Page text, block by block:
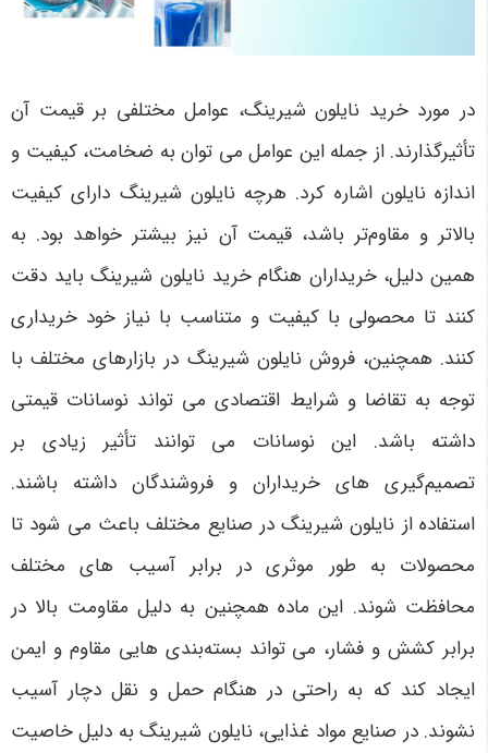
در مورد خرید نایلون شیرینگ، عوامل مختلفی بر قیمت آن
تأثیرگذارند. از جمله این عوامل می توان به ضخامت، کیفیت و
اندازه نایلون اشاره کرد. هرچه نایلون شیرینگ دارای کیفیت
بالاتر و مقاوم‌تر باشد، قیمت آن نیز بیشتر خواهد بود. به
همین دلیل، خریداران هنگام خرید نایلون شیرینگ باید دقت
کنند تا محصولی با کیفیت و متناسب با نیاز خود خریداری
کنند. همچنین، فروش نایلون شیرینگ در بازارهای مختلف با
توجه به تقاضا و شرایط اقتصادی می تواند نوسانات قیمتی
داشته باشد. این نوسانات می توانند تأثیر زیادی بر
تصمیم‌گیری های خریداران و فروشندگان داشته باشند.
استفاده از نایلون شیرینگ در صنایع مختلف باعث می شود تا
محصولات به طور موثری در برابر آسیب های مختلف
محافظت شوند. این ماده همچنین به دلیل مقاومت بالا در
برابر کشش و فشار، می تواند بسته‌بندی هایی مقاوم و ایمن
ایجاد کند که به راحتی در هنگام حمل و نقل دچار آسیب
نشوند. در صنایع مواد غذایی، نایلون شیرینگ به دلیل خاصیت